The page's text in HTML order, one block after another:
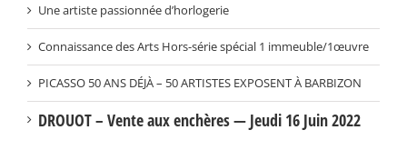
Une artiste passionnée d’horlogerie
Connaissance des Arts Hors-série spécial 1 immeuble/1œuvre
PICASSO 50 ANS DÉJÀ – 50 ARTISTES EXPOSENT À BARBIZON
DROUOT – Vente aux enchères — Jeudi 16 Juin 2022